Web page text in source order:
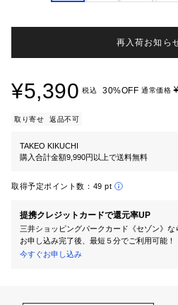
再入荷お知ら
¥5,390 税込 30%OFF 通常価格
取り寄せ 返品不可
TAKEO KIKUCHI
購入合計金額9,990円以上で送料無料
取得予定ポイント数： 49 pt
提携クレジットカードで還元率UP
三井ショッピングパークカード《セゾン》な
お申し込み完了後、最短５分でご利用可能！
今すぐお申し込み